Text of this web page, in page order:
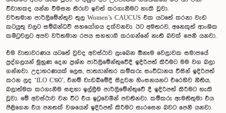
විවාහකද යන්න විමසන තීරුව ඉවත් කරගැනීමට හැකි වූවා.
වර්තමාන පාර්ලිමේන්තුව තුල Women’s CAUCUS එක යටතේ කරනා වැඩ
කටයුතු වලට සම්බන්ධවී සහයෝගය දක්වනවා. ඊට අමතරව, අනෙකුත් ආංශික
කමිටුවලට අපව වර්තමාන රජය සහභාගී කරගන්නේ නැති බවක් පෙනී යනවා.
එම වාතාවරණය යටතේ වුවද අවස්ථාව ලැබෙන ඕනෑම වෙලාවක සමාජයේ
පුද්ගලයන් මුහුණ දෙන ප්‍රශ්න පාර්ලිමේන්තුවේදී ඉදිරිපත් කිරීමට මම වග බලා
ගන්නවා. උදාහරණයක් ලෙස, ජාත්‍යාන්තර කම්කරු සංවිධානය විසින් ඉදිරිපත්
කරන ලද ‘ILO C190’, එනම් වැඩබිමේදී සිදුවන හිංසනයනට එරෙහිව නීතිය,
බලාත්මක කරගැනීම සඳහා ඉල්ලීම පාර්ලිමේන්තුවේ දී ඉදිරිපත් කිරීමට හැකි
වූවා. මේ අවස්ථාව වන විට එය ඉටුවෙමින් පවතිනවා. කම්කරු ඇමතිතුමා එය
පිළිගෙන එය පනතක් වශයෙන් ඉදිරිපත් කිරීමට සැරසෙන බවට පෙනී යනවා.